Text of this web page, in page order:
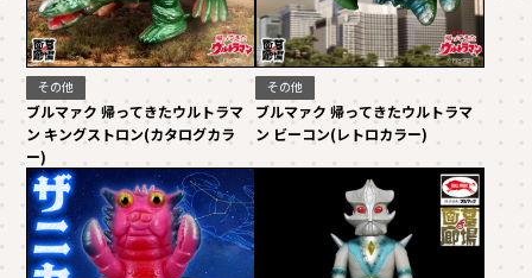
その他
ブルマァク 帰ってきたウルトラマ
ン キングストロン(カタログカラ
ー)
その他
ブルマァク 帰ってきたウルトラマ
ン ビーコン(レトロカラー)